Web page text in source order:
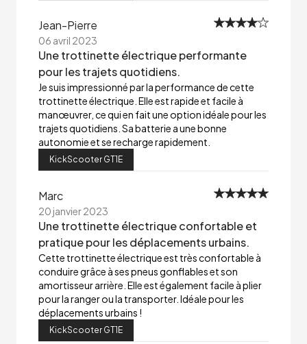
Jean-Pierre
06 avril 2023
Une trottinette électrique performante
pour les trajets quotidiens.
Je suis impressionné par la performance de cette
trottinette électrique. Elle est rapide et facile à
manœuvrer, ce qui en fait une option idéale pour les
trajets quotidiens. Sa batterie a une bonne
autonomie et se recharge rapidement.
KickScooter GT1E
Marc
20 janvier 2023
Une trottinette électrique confortable et
pratique pour les déplacements urbains.
Cette trottinette électrique est très confortable à
conduire grâce à ses pneus gonflables et son
amortisseur arrière. Elle est également facile à plier
pour la ranger ou la transporter. Idéale pour les
déplacements urbains !
KickScooter GT1E